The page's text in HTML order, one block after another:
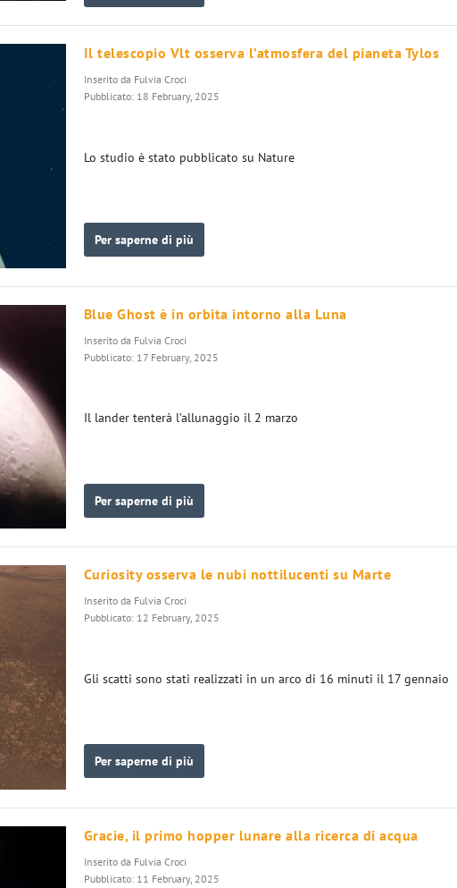
Il telescopio Vlt osserva l’atmosfera del pianeta Tylos
Inserito da Fulvia Croci
Pubblicato: 18 February, 2025
Lo studio è stato pubblicato su Nature
Per saperne di più
Blue Ghost è in orbita intorno alla Luna
Inserito da Fulvia Croci
Pubblicato: 17 February, 2025
Il lander tenterà l’allunaggio il 2 marzo
Per saperne di più
Curiosity osserva le nubi nottilucenti su Marte
Inserito da Fulvia Croci
Pubblicato: 12 February, 2025
Gli scatti sono stati realizzati in un arco di 16 minuti il 17 gennaio
Per saperne di più
Gracie, il primo hopper lunare alla ricerca di acqua
Inserito da Fulvia Croci
Pubblicato: 11 February, 2025